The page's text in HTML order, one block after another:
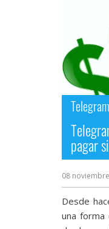
Telegram
pagar
08
Desde
una